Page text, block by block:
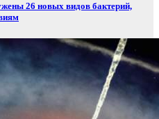
26 новых видов бактерий,